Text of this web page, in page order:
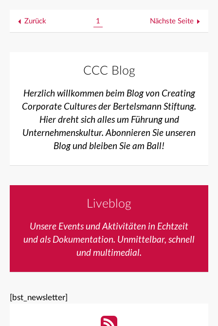
Zurück 1 Nächste Seite
CCC Blog
Herzlich willkommen beim Blog von Creating
Corporate Cultures der Bertelsmann Stiftung.
Hier dreht sich alles um Führung und
Unternehmenskultur. Abonnieren Sie unseren
Blog und bleiben Sie am Ball!
Liveblog
Unsere Events und Aktivitäten in Echtzeit
und als Dokumentation. Unmittelbar, schnell
und multimedial.
[bst_newsletter]